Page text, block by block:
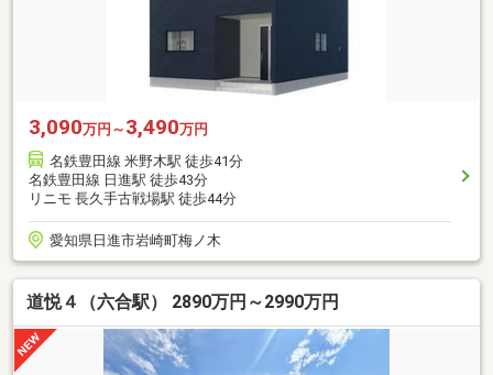
3,090万円～ 3,490万円
名鉄豊田線 米野木駅 徒歩41分
名鉄豊田線 日進駅 徒歩43分
リニモ 長久手古戦場駅 徒歩44分
愛知県日進市岩崎町梅ノ木
道悦４（六合駅） 2890万円～2990万円